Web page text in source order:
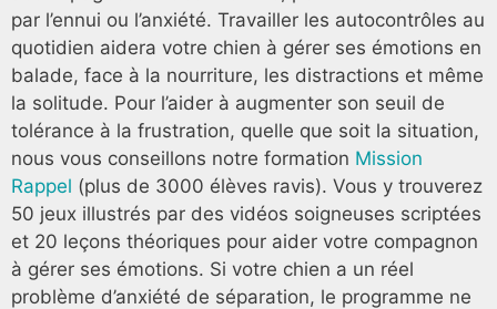
par l’ennui ou l’anxiété. Travailler les autocontrôles au
quotidien aidera votre chien à gérer ses émotions en
balade, face à la nourriture, les distractions et même
la solitude. Pour l’aider à augmenter son seuil de
tolérance à la frustration, quelle que soit la situation,
nous vous conseillons notre formation Mission
Rappel (plus de 3000 élèves ravis). Vous y trouverez
50 jeux illustrés par des vidéos soigneuses scriptées
et 20 leçons théoriques pour aider votre compagnon
à gérer ses émotions. Si votre chien a un réel
problème d’anxiété de séparation, le programme ne